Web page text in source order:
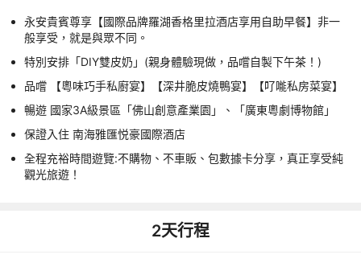
永安貴賓尊享【國際品牌羅湖香格里拉酒店享用自助早餐】非一
般享受，就是與眾不同。
特別安排「DIY雙皮奶」(親身體驗現做，品嚐自製下午茶！)
品嚐 【粵味巧手私廚宴】【深井脆皮燒鴨宴】【𠮩𠹌私房菜宴】
暢遊 國家3A級景區「佛山創意產業園」、「廣東粵劇博物館」
保證入住 南海雅匯悦豪國際酒店
全程充裕時間遊覽:不購物、不車販、包數據卡分享，真正享受純
觀光旅遊！
2天行程